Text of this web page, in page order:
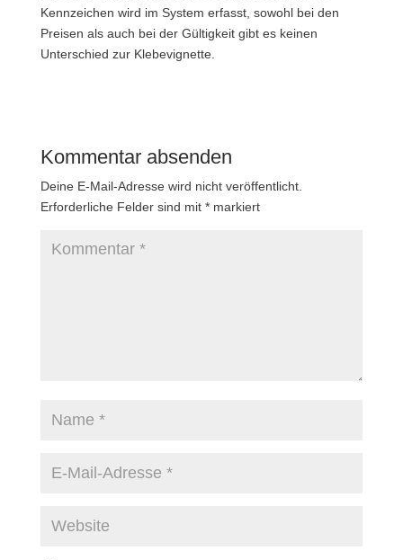
Kennzeichen wird im System erfasst, sowohl bei den
Preisen als auch bei der Gültigkeit gibt es keinen
Unterschied zur Klebevignette.
Kommentar absenden
Deine E-Mail-Adresse wird nicht veröffentlicht.
Erforderliche Felder sind mit *markiert